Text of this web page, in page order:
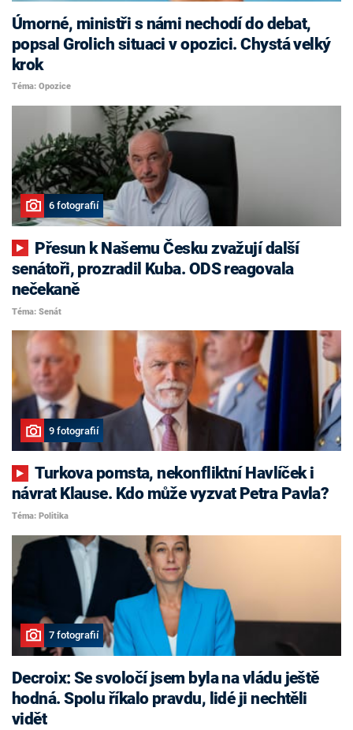
Úmorné, ministři s námi nechodí do debat,
popsal Grolich situaci v opozici. Chystá velký
krok
Téma: Opozice
6 fotografií
senátoři, prozradil Kuba. ODS reagovala
nečekaně
Téma: Senát
9 fotografií
Turkova pomsta, nekonfliktní Havlíček i
návrat Klause. Kdo může vyzvat Petra Pavla?
Téma: Politika
7 fotografií
Decroix: Se svoločí jsem byla na vládu ještě
hodná. Spolu říkalo pravdu, lidé ji nechtěli
vidět